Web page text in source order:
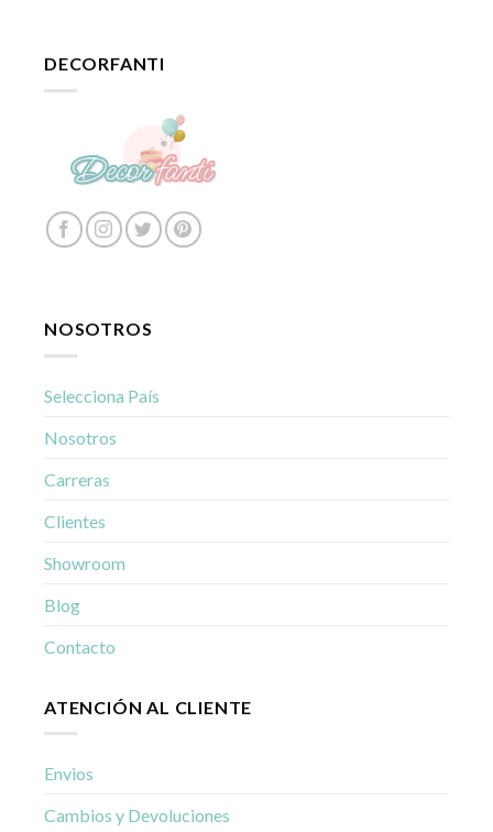
DECORFANTI
NOSOTROS
Selecciona País
Nosotros
Carreras
Clientes
Showroom
Blog
Contacto
ATENCIÓN AL CLIENTE
Envios
Cambios y Devoluciones